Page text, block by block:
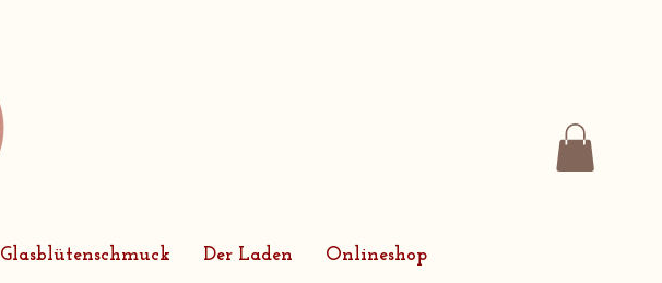
Glasblütenschmuck Der Laden Onlineshop